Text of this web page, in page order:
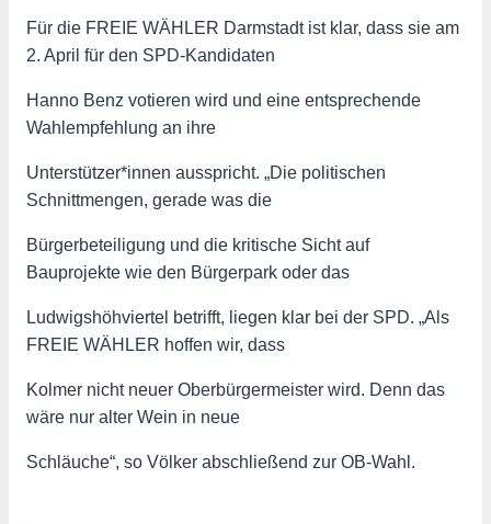
Für die FREIE WÄHLER Darmstadt ist klar, dass sie am
2. April für den SPD-Kandidaten
Hanno Benz votieren wird und eine entsprechende
Wahlempfehlung an ihre
Unterstützer*innen ausspricht. „Die politischen
Schnittmengen, gerade was die
Bürgerbeteiligung und die kritische Sicht auf
Bauprojekte wie den Bürgerpark oder das
Ludwigshöhviertel betrifft, liegen klar bei der SPD. „Als
FREIE WÄHLER hoffen wir, dass
Kolmer nicht neuer Oberbürgermeister wird. Denn das
wäre nur alter Wein in neue
Schläuche“, so Völker abschließend zur OB-Wahl.